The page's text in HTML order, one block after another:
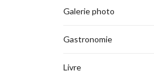
Galerie photo
Gastronomie
Livre